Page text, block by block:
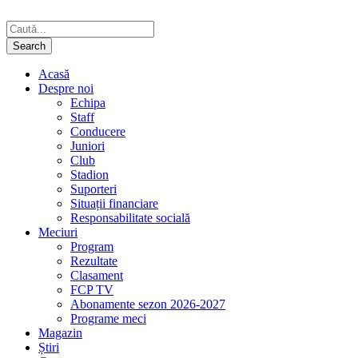
Acasă
Despre noi
Echipa
Staff
Conducere
Juniori
Club
Stadion
Suporteri
Situații financiare
Responsabilitate socială
Meciuri
Program
Rezultate
Clasament
FCP TV
Abonamente sezon 2026-2027
Programe meci
Magazin
Știri